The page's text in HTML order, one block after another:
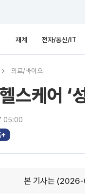
재계 전자/통신/IT
의료/바이오
스케어
05:00
본 기사는